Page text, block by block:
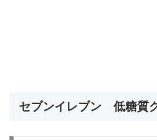
セブンイレブン 低糖質